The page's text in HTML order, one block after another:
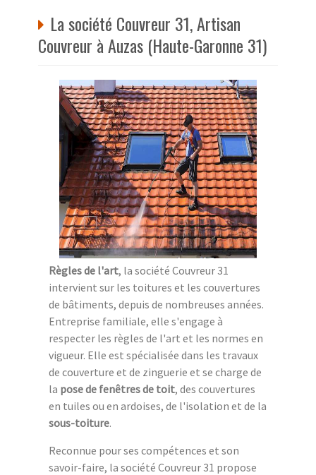
La société Couvreur 31, Artisan
Couvreur à Auzas (Haute-Garonne 31)
Règles de l'art, la société Couvreur 31
intervient sur les toitures et les couvertures
de bâtiments, depuis de nombreuses années.
Entreprise familiale, elle s'engage à
respecter les règles de l'art et les normes en
vigueur. Elle est spécialisée dans les travaux
de couverture et de zinguerie et se charge de
la pose de fenêtres de toit, des couvertures
en tuiles ou en ardoises, de l'isolation et de la
sous-toiture.
Reconnue pour ses compétences et son
savoir-faire, la société Couvreur 31 propose